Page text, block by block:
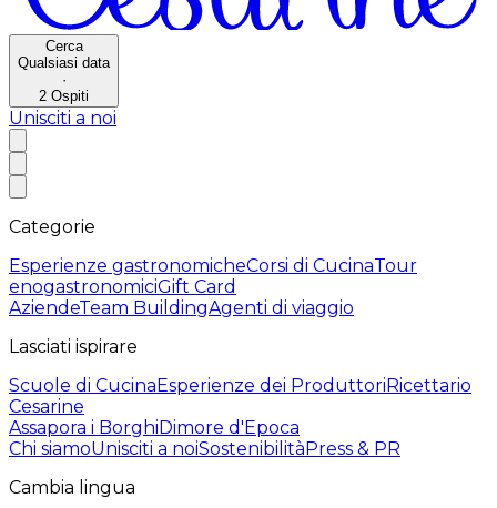
Cerca
Qualsiasi data
·
2 Ospiti
Unisciti a noi
Categorie
Esperienze gastronomicheCorsi di CucinaTour
enogastronomiciGift Card
AziendeTeam BuildingAgenti di viaggio
Lasciati ispirare
Scuole di CucinaEsperienze dei ProduttoriRicettario
Cesarine
Assapora i BorghiDimore d'Epoca
Chi siamoUnisciti a noiSostenibilitàPress & PR
Cambia lingua